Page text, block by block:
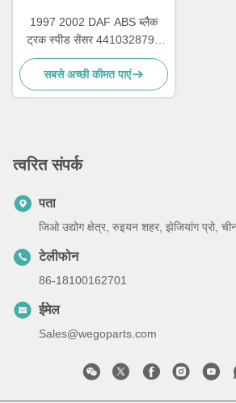
1997 2002 DAF ABS ब्लैक
ट्रक स्पीड सेंसर 4410328790
3029023300 1506003
सबसे अच्छी कीमत पाएं
त्वरित संपर्क
पता
जिओ उद्योग क्षेत्र, रुइयन शहर, झेजियांग प्रो,
टेलीफोन
86-18100162701
ईमेल
Sales@wegoparts.com